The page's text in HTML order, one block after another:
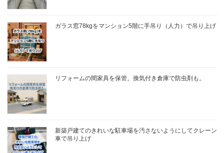
ガラス窓78kgをマンション5階に手吊り（人力）で吊り上げ
リフォームの間家具を保管。換気付き倉庫で防虫剤も。
新築戸建てのきれいな駐車場を汚さないようにしてクレーン
車で吊り上げ